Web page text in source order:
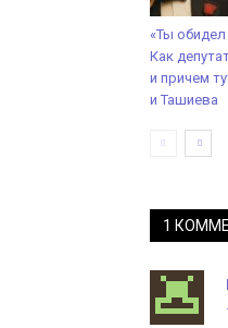
«Ты
Как
и причем
и Ташиева
1